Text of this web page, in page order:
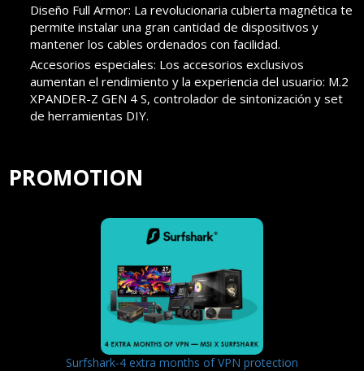
Diseño Full Armor: La revolucionaria cubierta magnética te
permite instalar una gran cantidad de dispositivos y
mantener los cables ordenados con facilidad.
Accesorios especiales: Los accesorios exclusivos
aumentan el rendimiento y la experiencia del usuario: M.2
XPANDER-Z GEN 4 S, controlador de sintonización y set
de herramientas DIY.
PROMOTION
Surfshark-4 extra months of VPN protection